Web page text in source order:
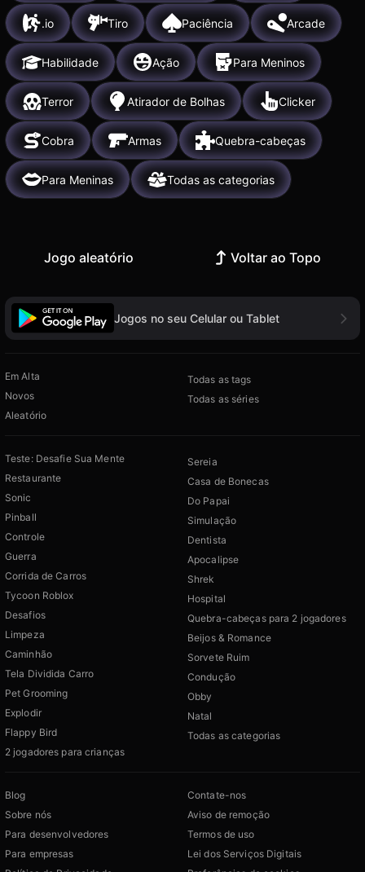
.io Tiro Paciência Arcade
Habilidade Ação Para Meninos
Terror Atirador de Bolhas Clicker
Cobra Armas Quebra-cabeças
Para Meninas Todas as categorias
Jogo aleatório Voltar ao Topo
Jogos no seu Celular ou Tablet
Em Alta
Novos
Aleatório
Todas as tags
Todas as séries
Teste: Desafie Sua Mente
Restaurante
Sonic
Pinball
Controle
Guerra
Corrida de Carros
Tycoon Roblox
Desafios
Limpeza
Caminhão
Tela Dividida Carro
Pet Grooming
Explodir
Flappy Bird
2 jogadores para crianças
Sereia
Casa de Bonecas
Do Papai
Simulação
Dentista
Apocalipse
Shrek
Hospital
Quebra-cabeças para 2 jogadores
Beijos & Romance
Sorvete Ruim
Condução
Obby
Natal
Todas as categorias
Blog
Sobre nós
Para desenvolvedores
Para empresas
Contate-nos
Aviso de remoção
Termos de uso
Lei dos Serviços Digitais